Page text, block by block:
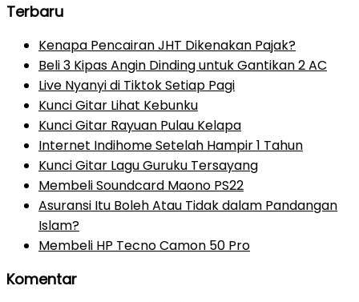
Terbaru
Kenapa Pencairan JHT Dikenakan Pajak?
Beli 3 Kipas Angin Dinding untuk Gantikan 2 AC
Live Nyanyi di Tiktok Setiap Pagi
Kunci Gitar Lihat Kebunku
Kunci Gitar Rayuan Pulau Kelapa
Internet Indihome Setelah Hampir 1 Tahun
Kunci Gitar Lagu Guruku Tersayang
Membeli Soundcard Maono PS22
Asuransi Itu Boleh Atau Tidak dalam Pandangan
Islam?
Membeli HP Tecno Camon 50 Pro
Komentar